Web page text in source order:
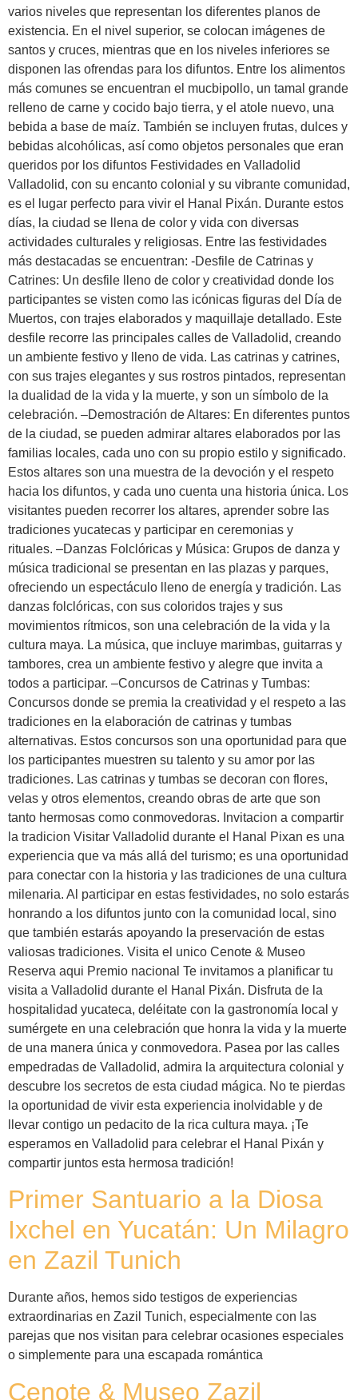
varios niveles que representan los diferentes planos de
existencia. En el nivel superior, se colocan imágenes de
santos y cruces, mientras que en los niveles inferiores se
disponen las ofrendas para los difuntos. Entre los alimentos
más comunes se encuentran el mucbipollo, un tamal grande
relleno de carne y cocido bajo tierra, y el atole nuevo, una
bebida a base de maíz. También se incluyen frutas, dulces y
bebidas alcohólicas, así como objetos personales que eran
queridos por los difuntos Festividades en Valladolid
Valladolid, con su encanto colonial y su vibrante comunidad,
es el lugar perfecto para vivir el Hanal Pixán. Durante estos
días, la ciudad se llena de color y vida con diversas
actividades culturales y religiosas. Entre las festividades
más destacadas se encuentran: -Desfile de Catrinas y
Catrines: Un desfile lleno de color y creatividad donde los
participantes se visten como las icónicas figuras del Día de
Muertos, con trajes elaborados y maquillaje detallado. Este
desfile recorre las principales calles de Valladolid, creando
un ambiente festivo y lleno de vida. Las catrinas y catrines,
con sus trajes elegantes y sus rostros pintados, representan
la dualidad de la vida y la muerte, y son un símbolo de la
celebración. –Demostración de Altares: En diferentes puntos
de la ciudad, se pueden admirar altares elaborados por las
familias locales, cada uno con su propio estilo y significado.
Estos altares son una muestra de la devoción y el respeto
hacia los difuntos, y cada uno cuenta una historia única. Los
visitantes pueden recorrer los altares, aprender sobre las
tradiciones yucatecas y participar en ceremonias y
rituales. –Danzas Folclóricas y Música: Grupos de danza y
música tradicional se presentan en las plazas y parques,
ofreciendo un espectáculo lleno de energía y tradición. Las
danzas folclóricas, con sus coloridos trajes y sus
movimientos rítmicos, son una celebración de la vida y la
cultura maya. La música, que incluye marimbas, guitarras y
tambores, crea un ambiente festivo y alegre que invita a
todos a participar. –Concursos de Catrinas y Tumbas:
Concursos donde se premia la creatividad y el respeto a las
tradiciones en la elaboración de catrinas y tumbas
alternativas. Estos concursos son una oportunidad para que
los participantes muestren su talento y su amor por las
tradiciones. Las catrinas y tumbas se decoran con flores,
velas y otros elementos, creando obras de arte que son
tanto hermosas como conmovedoras. Invitacion a compartir
la tradicion Visitar Valladolid durante el Hanal Pixan es una
experiencia que va más allá del turismo; es una oportunidad
para conectar con la historia y las tradiciones de una cultura
milenaria. Al participar en estas festividades, no solo estarás
honrando a los difuntos junto con la comunidad local, sino
que también estarás apoyando la preservación de estas
valiosas tradiciones. Visita el unico Cenote & Museo
Reserva aqui Premio nacional Te invitamos a planificar tu
visita a Valladolid durante el Hanal Pixán. Disfruta de la
hospitalidad yucateca, deléitate con la gastronomía local y
sumérgete en una celebración que honra la vida y la muerte
de una manera única y conmovedora. Pasea por las calles
empedradas de Valladolid, admira la arquitectura colonial y
descubre los secretos de esta ciudad mágica. No te pierdas
la oportunidad de vivir esta experiencia inolvidable y de
llevar contigo un pedacito de la rica cultura maya. ¡Te
esperamos en Valladolid para celebrar el Hanal Pixán y
compartir juntos esta hermosa tradición!
Primer Santuario a la Diosa
Ixchel en Yucatán: Un Milagro
en Zazil Tunich
Durante años, hemos sido testigos de experiencias
extraordinarias en Zazil Tunich, especialmente con las
parejas que nos visitan para celebrar ocasiones especiales
o simplemente para una escapada romántica
Cenote & Museo Zazil